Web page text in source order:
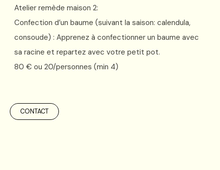
Atelier remède maison 2:
Confection d’un baume (suivant la saison: calendula,
consoude) : Apprenez à confectionner un baume avec
sa racine et repartez avec votre petit pot.
80 € ou 20/personnes (min 4)
CONTACT